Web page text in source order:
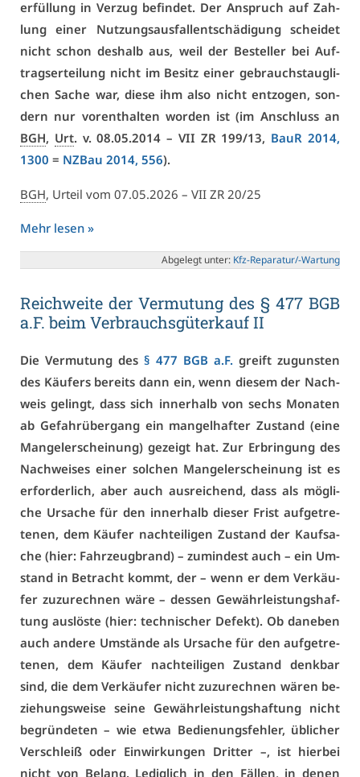
er­fül­lung in Ver­zug be­fin­det. Der An­spruch auf Zah­
lung ei­ner Nut­zungs­aus­fall­ent­schä­di­gung schei­det
nicht schon des­halb aus, weil der Be­stel­ler bei Auf­
trags­er­tei­lung nicht im Be­sitz ei­ner ge­brauchs­taug­li­
chen Sa­che war, die­se ihm al­so nicht ent­zo­gen, son­
dern nur vor­ent­hal­ten wor­den ist (im An­schluss an
BGH, Urt. v. 08.05.2014 – VII ZR 199/13, BauR 2014,
1300 = NZ­Bau 2014, 556).
BGH, Ur­teil vom 07.05.2026 – VII ZR 20/25
Mehr le­sen »
Ab­ge­legt un­ter: Kfz-Re­pa­ra­tur/-War­tung
Reich­wei­te der Ver­mu­tung des § 477 BGB
a.F. beim Ver­brauchs­gü­ter­kauf II
Die Ver­mu­tung des§ 477 BGB a.F.greift zu­guns­ten
des Käu­fers be­reits dann ein, wenn die­sem der Nach­
weis ge­lingt, dass sich in­ner­halb von sechs Mo­na­ten
ab Ge­fahr­über­gang ein man­gel­haf­ter Zu­stand (ei­ne
Man­gel­er­schei­nung) ge­zeigt hat. Zur Er­brin­gung des
Nach­wei­ses ei­ner sol­chen Man­gel­er­schei­nung ist es
er­for­der­lich, aber auch aus­rei­chend, dass als mög­li­
che Ur­sa­che für den in­ner­halb die­ser Frist auf­ge­tre­
te­nen, dem Käu­fer nach­tei­li­gen Zu­stand der Kauf­sa­
che (hier: Fahr­zeug­brand) – zu­min­dest auch – ein Um­
stand in Be­tracht kommt, der – wenn er dem Ver­käu­
fer zu­zu­rech­nen wä­re – des­sen Ge­währ­leis­tungs­haf­
tung aus­lös­te (hier: tech­ni­scher De­fekt). Ob da­ne­ben
auch an­de­re Um­stän­de als Ur­sa­che für den auf­ge­tre­
te­nen, dem Käu­fer nach­tei­li­gen Zu­stand denk­bar
sind, die dem Ver­käu­fer nicht zu­zu­rech­nen wä­ren be­
zie­hungs­wei­se sei­ne Ge­währ­leis­tungs­haf­tung nicht
be­grün­de­ten – wie et­wa Be­die­nungs­feh­ler, üb­li­cher
Ver­schleiß oder Ein­wir­kun­gen Drit­ter –, ist hier­bei
nicht von Be­lang. Le­dig­lich in den Fäl­len, in de­nen